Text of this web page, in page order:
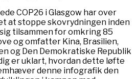
COP26 i Glasgow har over
at stoppe skovrydningen inden
tilsammen for omkring 85
og omfatter Kina, Brasilien,
og Den Demokratiske Republik
er uklart, hvordan dette løfte
denne infografik den